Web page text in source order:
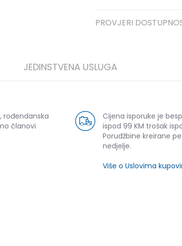
PROVJERI
JEDINSTVENA USLUGA
rođendanska
članovi
Cijena isporuke je
ispod 99 KM trošak
Porudžbine kreirane
nedjelje.
Više o Uslovima